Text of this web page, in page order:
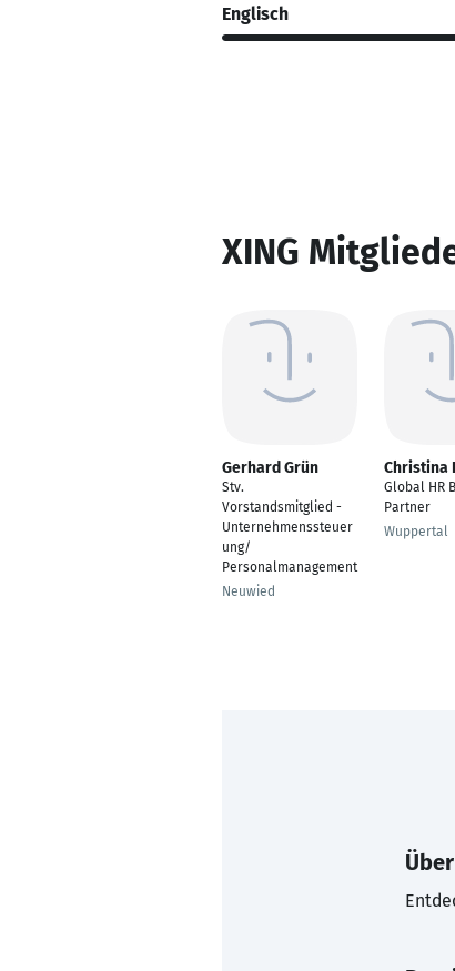
Englisch
XING
Gerhard Grün
Stv.
Vorstandsmitglied -
Unternehmenssteuer
ung/
Personalmanagement
Neuwied
Christina
Global HR
Partner
Wuppertal